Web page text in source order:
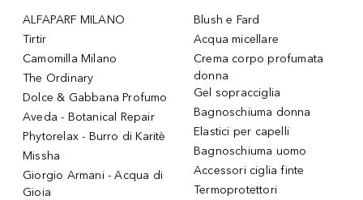
ALFAPARF MILANO
Tirtir
Camomilla Milano
The Ordinary
Dolce & Gabbana Profumo
Aveda - Botanical Repair
Phytorelax - Burro di Karitè
Missha
Giorgio Armani - Acqua di
Gioia
Blush e Fard
Acqua micellare
Crema corpo profumata
donna
Gel sopracciglia
Bagnoschiuma donna
Elastici per capelli
Bagnoschiuma uomo
Accessori ciglia finte
Termoprotettori